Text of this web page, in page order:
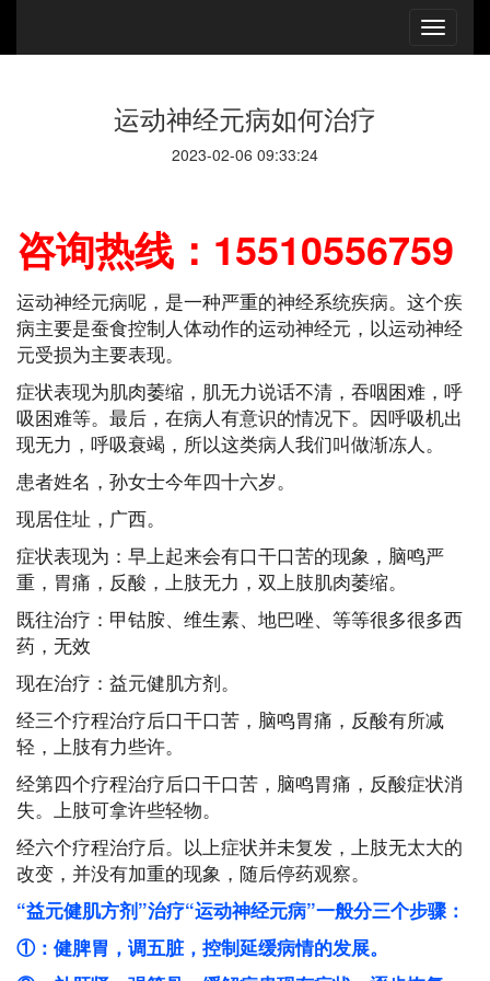
运动神经元病如何治疗
2023-02-06 09:33:24
咨询热线：15510556759
运动神经元病呢，是一种严重的神经系统疾病。这个疾
病主要是蚕食控制人体动作的运动神经元，以运动神经
元受损为主要表现。
症状表现为肌肉萎缩，肌无力说话不清，吞咽困难，呼
吸困难等。最后，在病人有意识的情况下。因呼吸机出
现无力，呼吸衰竭，所以这类病人我们叫做渐冻人。
患者姓名，孙女士今年四十六岁。
现居住址，广西。
症状表现为：早上起来会有口干口苦的现象，脑鸣严
重，胃痛，反酸，上肢无力，双上肢肌肉萎缩。
既往治疗：甲钴胺、维生素、地巴唑、等等很多很多西
药，无效
现在治疗：益元健肌方剂。
经三个疗程治疗后口干口苦，脑鸣胃痛，反酸有所减
轻，上肢有力些许。
经第四个疗程治疗后口干口苦，脑鸣胃痛，反酸症状消
失。上肢可拿许些轻物。
经六个疗程治疗后。以上症状并未复发，上肢无太大的
改变，并没有加重的现象，随后停药观察。
“益元健肌方剂”治疗“运动神经元病”一般分三个步骤：
①：健脾胃，调五脏，控制延缓病情的发展。